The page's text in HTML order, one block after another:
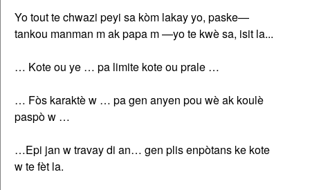
Yo tout te chwazi peyi sa kòm lakay yo, paske—
tankou manman m ak papa m —yo te kwè sa, isit la...
… Kote ou ye … pa limite kote ou prale …
… Fòs karaktè w … pa gen anyen pou wè ak koulè
paspò w …
…Epi jan w travay di an… gen plis enpòtans ke kote
w te fèt la.